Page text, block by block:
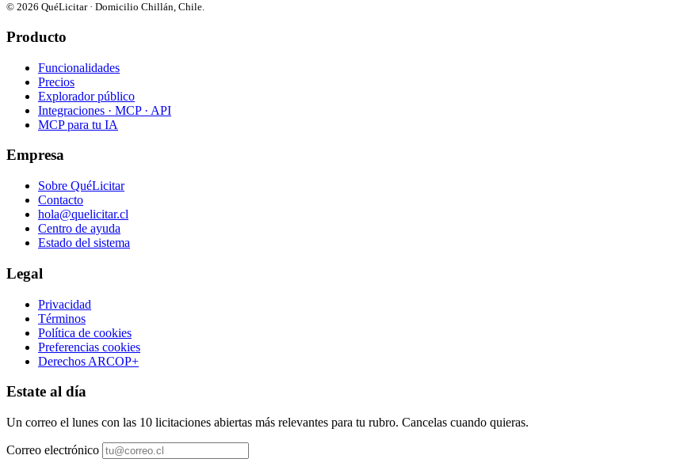
© 2026 QuéLicitar · Domicilio Chillán, Chile.
Producto
Funcionalidades
Precios
Explorador público
Integraciones · MCP · API
MCP para tu IA
Empresa
Sobre QuéLicitar
Contacto
hola@quelicitar.cl
Centro de ayuda
Estado del sistema
Legal
Privacidad
Términos
Política de cookies
Preferencias cookies
Derechos ARCOP+
Estate al día
Un correo el lunes con las 10 licitaciones abiertas más relevantes para tu rubro. Cancelas cuando quieras.
Correo electrónico